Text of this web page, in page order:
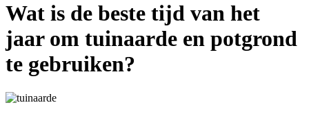
Wat is de beste tijd van het
jaar om tuinaarde en potgrond
te gebruiken?